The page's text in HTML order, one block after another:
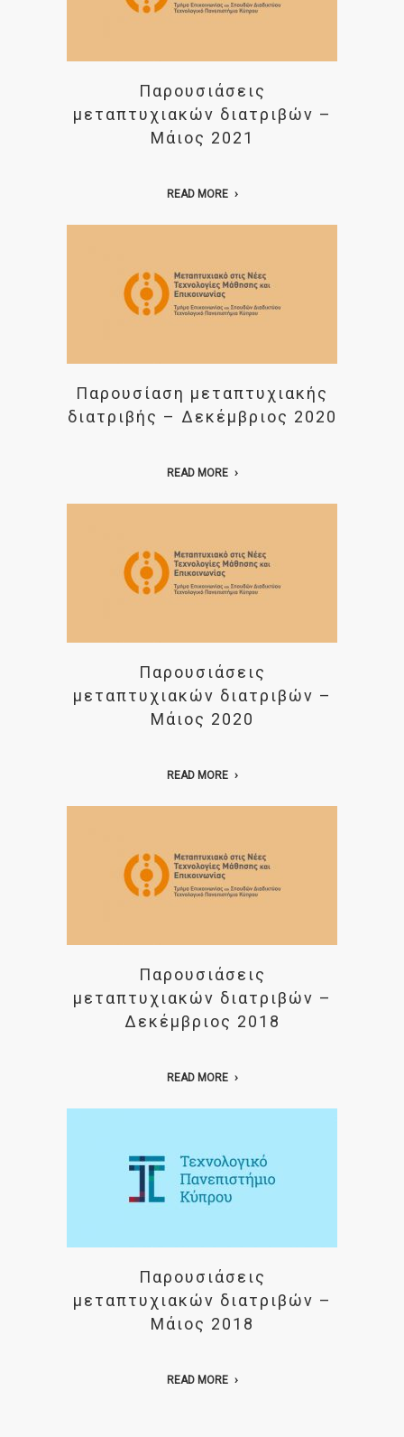
Παρουσιάσεις
μεταπτυχιακών διατριβών –
Μάιος 2021
READ MORE
Παρουσίαση μεταπτυχιακής
διατριβής – Δεκέμβριος 2020
READ MORE
Παρουσιάσεις
μεταπτυχιακών διατριβών –
Μάιος 2020
READ MORE
Παρουσιάσεις
μεταπτυχιακών διατριβών –
Δεκέμβριος 2018
READ MORE
Παρουσιάσεις
μεταπτυχιακών διατριβών –
Μάιος 2018
READ MORE